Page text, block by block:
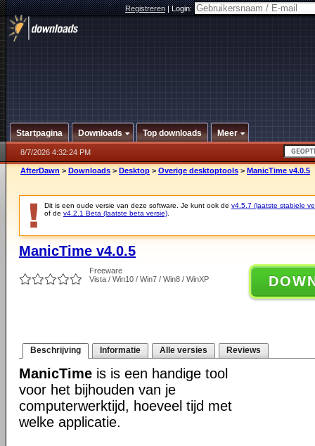
Registreren|Login:
Startpagina Downloads Top downloads Meer
8/7/2026 4:32:24 PM
AfterDawn > Downloads > Desktop > Overige desktoptools > ManicTime v4.0.5
Dit is een oude versie van deze software. Je kunt ook de v4.5.7 (laatste stabiele
of de v4.2.1 Beta (laatste beta versie)
ManicTime v4.0.5
Freeware
Vista / Win10 / Win7 / Win8 / WinXP
Beschrijving Informatie Alle versies Reviews
ManicTime is is een handige tool
voor het bijhouden van je
computerwerktijd, hoeveel tijd met
welke applicatie.